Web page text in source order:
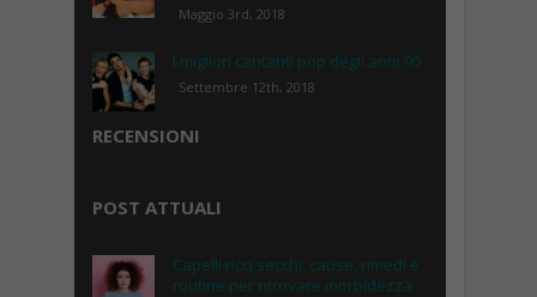
Maggio 3rd, 2018
I migliori cantanti pop degli anni 90
Settembre 12th, 2018
RECENSIONI
POST ATTUALI
Capelli ricci secchi: cause, rimedi e
routine per ritrovare morbidezza